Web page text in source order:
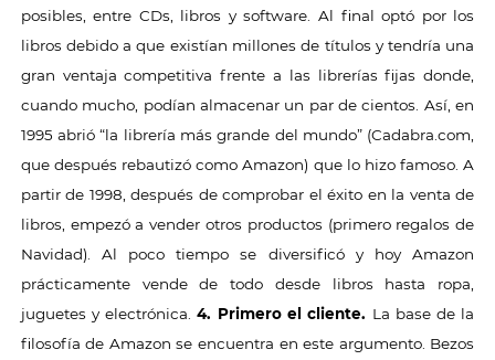
posibles, entre CDs, libros y software. Al final optó por los
libros debido a que existían millones de títulos y tendría una
gran ventaja competitiva frente a las librerías fijas donde,
cuando mucho, podían almacenar un par de cientos. Así, en
1995 abrió “la librería más grande del mundo” (Cadabra.com,
que después rebautizó como Amazon) que lo hizo famoso. A
partir de 1998, después de comprobar el éxito en la venta de
libros, empezó a vender otros productos (primero regalos de
Navidad). Al poco tiempo se diversificó y hoy Amazon
prácticamente vende de todo desde libros hasta ropa,
juguetes y electrónica.4. Primero el cliente. La base de la
filosofía de Amazon se encuentra en este argumento. Bezos